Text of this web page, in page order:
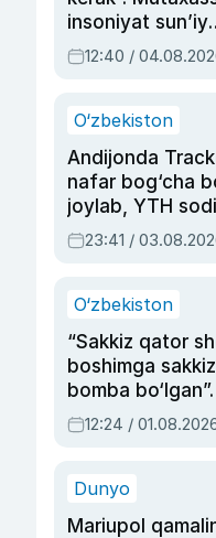
insoniyat sun’iy
intellektni
olmay
12:40 /
O‘zbekiston
Andijonda
nafar bog‘cha
joylab, YTH
ayolga sud
23:41 /
O‘zbekiston
“Sakkiz qator
boshimga
bomba
Oripovni siyosiy
ayblovlardan
12:24 /
Dunyo
Mariupol